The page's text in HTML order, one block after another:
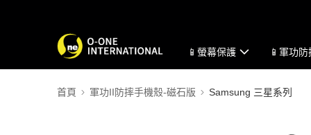
📱螢幕保護 📱軍功
首頁 軍功II防摔手機殼-磁石版 Samsung 三星系列